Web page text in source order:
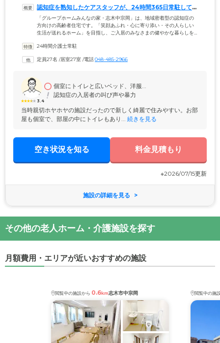
認知症を熟知したケアスタッフが、24時間365日常駐してい
ます
「グループホームみんなの家・志木中宗岡」は、地域密着型の認知症の
方向けの高齢者住宅です。「笑顔あふれ・心に寄り添い・その人らしい
生活が送れるホーム」を目指し、ご入居のみなさまの健やかな暮らしを
り、家庭的な環境づくりに注力しています。スタッフは、グループ担当
して生活していただけるように配慮しています。馴染みのスタッフと、
24時間介護士常駐
定員27名 /居室27室 /電話048-485-2966
3.4
個室にトイレと広いベッド、洋服...
認知症の入居者の叫び声や暴力
当時親切ホヤホヤの施設だったので新しく綺麗で住みやすい。お部
屋も個室で、部屋の中にトイレもあり... 続きを見る
空き状況を知る 料金見積もり
※2026/07/15更新
施設の詳細を見る
その他の老人ホーム・介護施設を探す
月額費用・エリアが近いおすすめの施設
閲覧中の施設から 0.6km志木市中宗岡 閲覧中の施